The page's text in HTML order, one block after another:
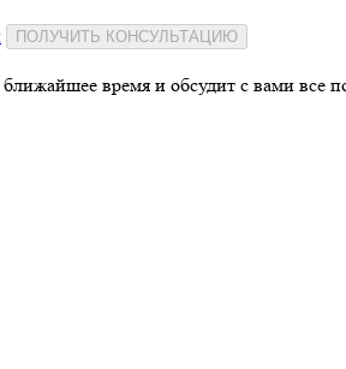
ПОЛУЧИТЬ КОНСУЛЬТАЦИЮ
время и обсудит с вами все